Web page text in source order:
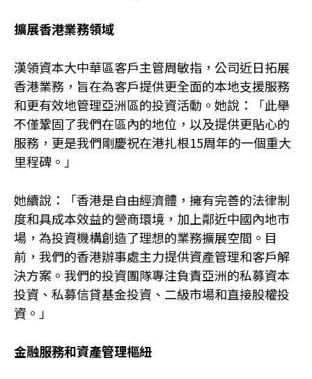
擴展香港業務領域
漢領資本大中華區客戶主管周敏指，公司近日拓展
香港業務，旨在為客戶提供更全面的本地支援服務
和更有效地管理亞洲區的投資活動。她說：「此舉
不僅鞏固了我們在區內的地位，以及提供更貼心的
服務，更是我們剛慶祝在港扎根15周年的一個重大
里程碑。」
她續說：「香港是自由經濟體，擁有完善的法律制
度和具成本效益的營商環境，加上鄰近中國內地市
場，為投資機構創造了理想的業務擴展空間。目
前，我們的香港辦事處主力提供資產管理和客戶解
決方案。我們的投資團隊專注負責亞洲的私募資本
投資、私募信貸基金投資、二級市場和直接股權投
資。」
金融服務和資產管理樞紐